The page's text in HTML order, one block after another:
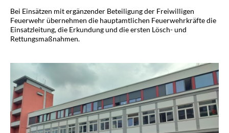
Bei Einsätzen mit ergänzender Beteiligung der Freiwilligen
Feuerwehr übernehmen die hauptamtlichen Feuerwehrkräfte die
Einsatzleitung, die Erkundung und die ersten Lösch- und
Rettungsmaßnahmen.